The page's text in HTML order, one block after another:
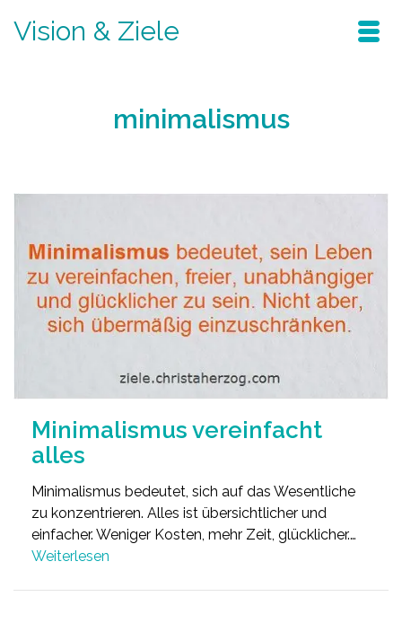
Vision & Ziele
minimalismus
Minimalismus vereinfacht
alles
Minimalismus bedeutet, sich auf das Wesentliche
zu konzentrieren. Alles ist übersichtlicher und
einfacher. Weniger Kosten, mehr Zeit, glücklicher.…
Weiterlesen